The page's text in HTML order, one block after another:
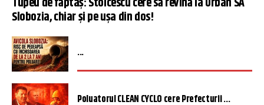
Slobozia, chiar și pe ușa din dos!
...
Poluatorul CLEAN CYCLO cere Prefecturii ...